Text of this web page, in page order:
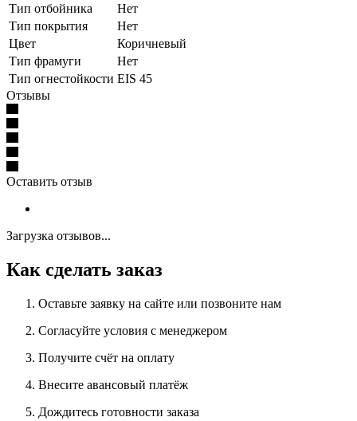
Тип отбойника
Нет
Тип покрытия
Нет
Цвет
Коричневый
Тип фрамуги
Нет
Тип огнестойкости EIS 45
Отзывы
Оставить отзыв
Загрузка отзывов...
Как сделать заказ
Оставьте заявку на сайте или позвоните нам
Согласуйте условия с менеджером
Получите счёт на оплату
Внесите авансовый платёж
Дождитесь готовности заказа